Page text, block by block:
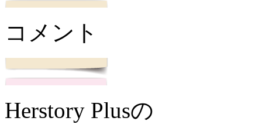
コメント
Herstory Plusの